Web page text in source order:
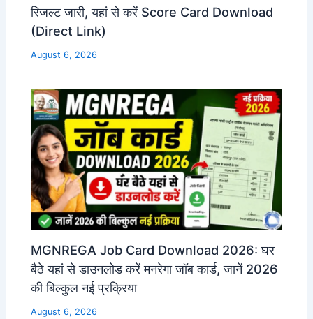
रिजल्ट जारी, यहां से करें Score Card Download
(Direct Link)
August 6, 2026
MGNREGA Job Card Download 2026: घर
बैठे यहां से डाउनलोड करें मनरेगा जॉब कार्ड, जानें 2026
की बिल्कुल नई प्रक्रिया
August 6, 2026